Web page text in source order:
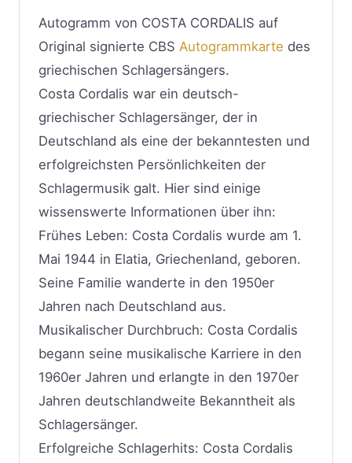
Autogramm von COSTA CORDALIS auf
Original signierte CBS Autogrammkarte des
griechischen Schlagersängers.
Costa Cordalis war ein deutsch-
griechischer Schlagersänger, der in
Deutschland als eine der bekanntesten und
erfolgreichsten Persönlichkeiten der
Schlagermusik galt. Hier sind einige
wissenswerte Informationen über ihn:
Frühes Leben: Costa Cordalis wurde am 1.
Mai 1944 in Elatia, Griechenland, geboren.
Seine Familie wanderte in den 1950er
Jahren nach Deutschland aus.
Musikalischer Durchbruch: Costa Cordalis
begann seine musikalische Karriere in den
1960er Jahren und erlangte in den 1970er
Jahren deutschlandweite Bekanntheit als
Schlagersänger.
Erfolgreiche Schlagerhits: Costa Cordalis